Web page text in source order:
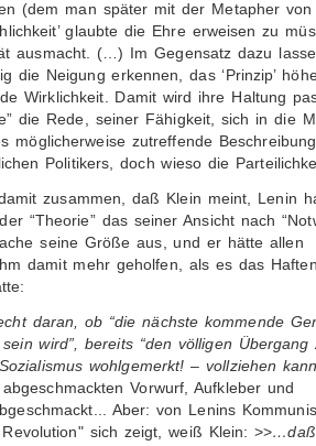
(dem man später mit der Metapher
glaubte die Ehre erweisen zu
ausmacht. (…) Im Gegensatz dazu
die Neigung erkennen, das ‘Prinzip’
Wirklichkeit. Damit wird ihre Haltung
die Rede, seiner Fähigkeit, sich in die
möglicherweise zutreffende
Politikers, doch wieso die
zusammen, daß Klein meint, Lenin
“Theorie” das seiner Ansicht nach
seine Größe aus, und er hätte allen
damit mehr geholfen, als es das
daran, ob “die nächste kommende
wird”, bereits “den völligen Übergang
wohlgemerkt! – vollziehen
Vorwurf, Aufkleber und
Aber: von Lenins
sich zeigt, weiß Klein: >>